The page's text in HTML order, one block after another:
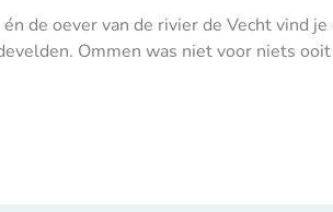
de oever van de rivier de Vecht vind
Ommen was niet voor niets